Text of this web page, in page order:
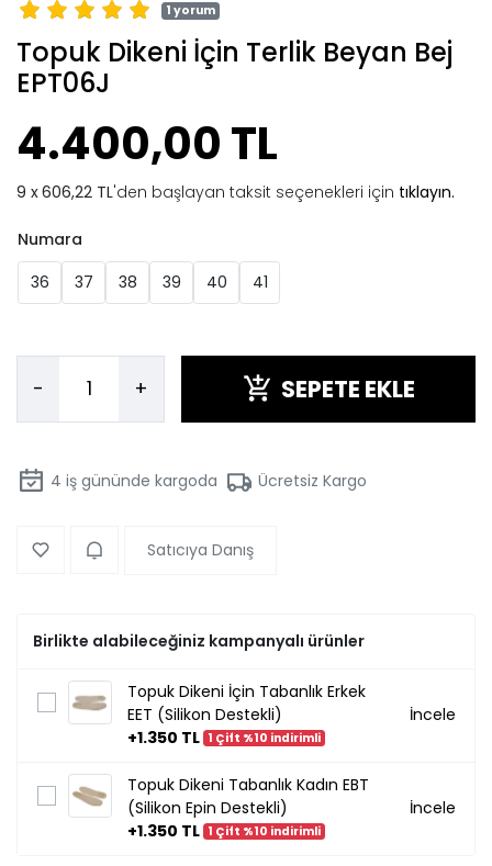
1 yorum
Topuk Dikeni İçin Terlik Beyan Bej
EPT06J
4.400,00 TL
606,22 TL'den başlayan taksit seçenekleri için tıklayın.
Numara
36
37 38 39 40 41
- + SEPETE EKLE
4 iş gününde kargoda Ücretsiz Kargo
Satıcıya Danış
Birlikte alabileceğiniz kampanyalı ürünler
Topuk Dikeni İçin Tabanlık Erkek
EET (Silikon Destekli)
+1.350 TL 1 Çift %10 indirimli
İncele
Topuk Dikeni Tabanlık Kadın EBT
(Silikon Epin Destekli)
+1.350 TL 1 Çift %10 indirimli
İncele